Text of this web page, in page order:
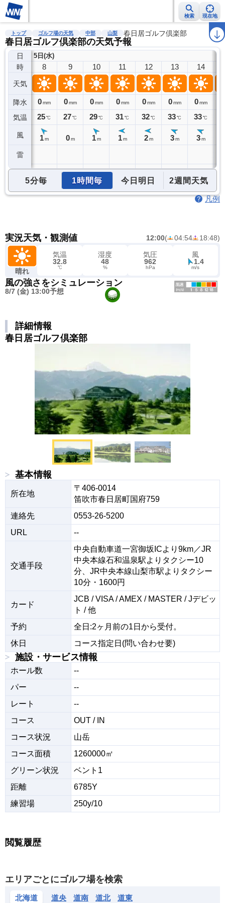
検索 現在地
雨雲レーダー 台風情報 地震情報 警報・注意報 2週間天気 ラ
トップ ゴルフ場の天気 中部 山梨 春日居ゴルフ倶楽部
春日居ゴルフ倶楽部の天気予報
日
時
天気
降水
気温
風
雷
5日(水)
8
0 mm
25℃
1 m
9
0 mm
27℃
0 m
10
0 mm
29℃
1 m
11
0 mm
31℃
1 m
12
0 mm
32℃
2 m
13
0 mm
33℃
3 m
14
0 mm
33℃
3 m
5分毎 1時間毎 今日明日 2週間天気
凡例
実況天気・観測値 12:00( 04:54 18:48)
晴れ
気温
32.8
℃
湿度
48
%
気圧
962
hPa
風
1.4
m/s
風の強さをシミュレーション
8/7 (金) 13:00予想
詳細情報
春日居ゴルフ倶楽部
基本情報
所在地
〒406-0014
笛吹市春日居町国府759
連絡先
0553-26-5200
URL
--
交通手段
中央自動車道一宮御坂ICより9km／JR
中央本線石和温泉駅よりタクシー10
分、JR中央本線山梨市駅よりタクシー
10分・1600円
カード
JCB / VISA / AMEX / MASTER / Jデビッ
ト / 他
予約
全日:2ヶ月前の1日から受付。
休日
コース指定日(問い合わせ要)
施設・サービス情報
ホール数
--
パー
--
レート
--
コース
OUT / IN
コース状況
山岳
コース面積
1260000㎡
グリーン状況
ベント1
距離
6785Y
練習場
250y/10
閲覧履歴
エリアごとにゴルフ場を検索
北海道 道央 道南 道北 道東